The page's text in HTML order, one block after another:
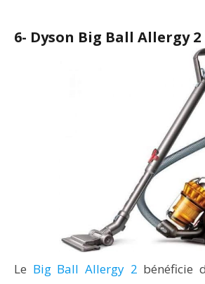
6- Dyson Big Ball Allergy 2
Le Big Ball Allergy 2 bénéficie